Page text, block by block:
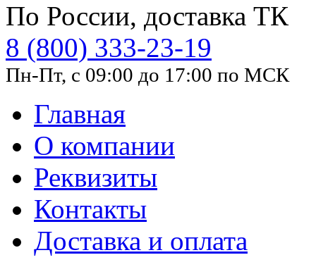
По России, доставка ТК
8 (800) 333-23-19
Пн-Пт, с 09:00 до 17:00 по МСК
Главная
О компании
Реквизиты
Контакты
Доставка и оплата